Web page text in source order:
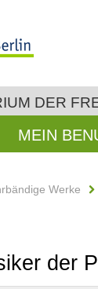
DER
MEIN
Werke
der